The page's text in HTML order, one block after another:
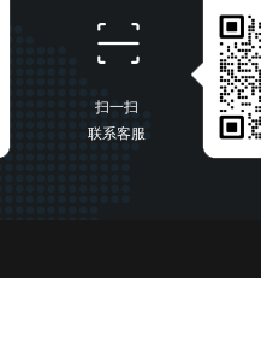
扫一扫
联系客服